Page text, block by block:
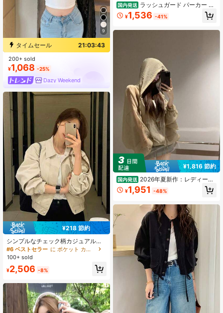
9
タイムセール 21:03:42
200+ sold
¥1,068 -25%
Dazy Weekend
¥218 節約
シンプルなチェック柄カジュアルボ
ンバージャケット レディース 春秋新
作トップス
#6 ベストセラー
に ポケット カジュアルアウター
100+ sold
¥2,506 -8%
国内発送 ラッシュガード パーカー レ
ディース ブラウス UPF50+ UVカッ
ト 薄手 夏 ジップ 速乾 ラッシュパー
¥1,536 -41%
¥1,816 節約
国内発送 2026年夏新作：レディース
軽量ジャケット、ゆったりとしたフ
ィット感、やや透け感のある素材、
ローストリング、快適で汎用性が高
く、春と夏に最適です。
¥1,951 -48%